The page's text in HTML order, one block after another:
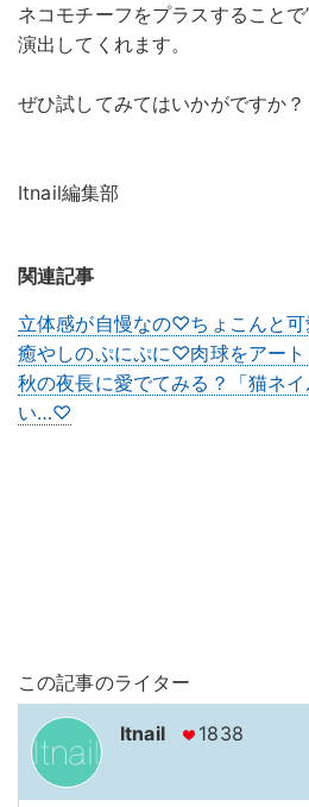
ネコモチーフをプラスすることで
演出してくれます。
ぜひ試してみてはいかがですか？
Itnail編集部
関連記事
立体感が自慢なの♡︎ちょこんと
癒やしのぷにぷに♡肉球をアー
秋の夜長に愛でてみる？「猫ネ
い…♡
この記事のライター
Itnail 1838